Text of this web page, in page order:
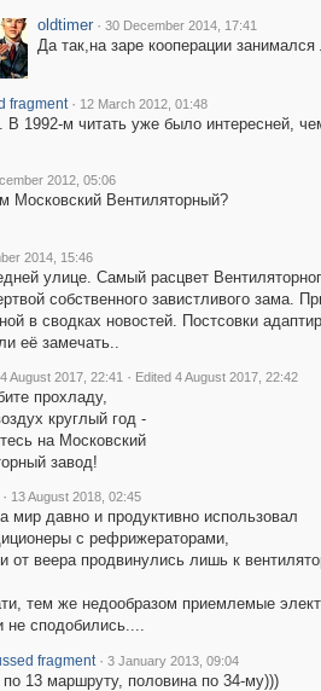
oldtimer · 30 December 2014, 17:41
Да так,на заре кооперации
fragment · 12 March 2012, 01:48
В 1992-м читать уже было интересней,
2012, 05:06
Московский Вентиляторный?
2014, 15:46
улице. Самый расцвет
собственного завистливого зама.
в сводках новостей. Постсовки
её замечать..
4 August 2017, 22:41 · Edited 4 August 2017, 22:42
прохладу,
круглый год -
на Московский
завод!
· 13 August 2018, 02:45
мир давно и продуктивно использовал
с рефрижераторами,
от веера продвинулись лишь к
тем же недообразом приемлемые
не сподобились....
fragment · 3 January 2013, 09:04
13 маршруту, половина по 34-му)))